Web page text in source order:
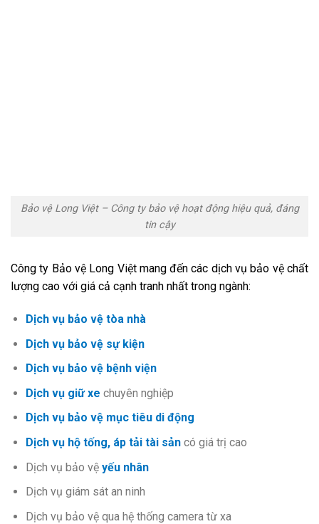
Bảo vệ Long Việt – Công ty bảo vệ hoạt động hiệu quả, đáng
tin cậy
Công ty Bảo vệ Long Việt mang đến các dịch vụ bảo vệ chất
lượng cao với giá cả cạnh tranh nhất trong ngành:
Dịch vụ bảo vệ tòa nhà
Dịch vụ bảo vệ sự kiện
Dịch vụ bảo vệ bệnh viện
Dịch vụ giữ xe chuyên nghiệp
Dịch vụ bảo vệ mục tiêu di động
Dịch vụ hộ tống, áp tải tài sảncó giá trị cao
Dịch vụ bảo vệ yếu nhân
Dịch vụ giám sát an ninh
Dịch vụ bảo vệ qua hệ thống camera từ xa